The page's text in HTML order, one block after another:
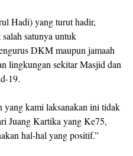
Hadi) yang turut hadir,
satunya untuk
DKM maupun jamaah
lingkungan sekitar Masjid dan
19.
yang kami laksanakan ini tidak
Juang Kartika yang Ke75,
hal-hal yang positif.”